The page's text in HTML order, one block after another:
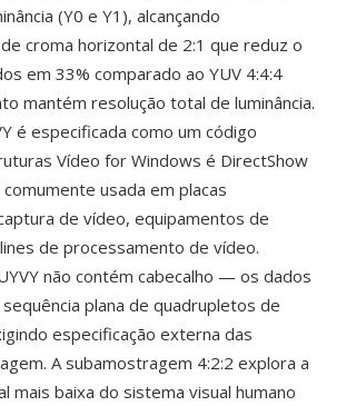
(Y0 e Y1), alcançando
croma horizontal de 2:1 que reduz o
em 33% comparado ao YUV 4:4:4
mantém resolução total de luminância.
é especificada como um código
Vídeo for Windows é DirectShow
usada em placas
de vídeo, equipamentos de
de processamento de vídeo.
não contém cabecalho — os dados
plana de quadrupletos de
especificação externa das
A subamostragem 4:2:2 explora a
mais baixa do sistema visual humano